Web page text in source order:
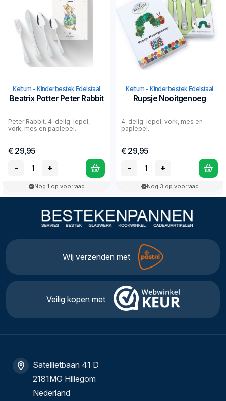
Keltum - Kinderbestek Edelstaal
Beatrix Potter Peter Rabbit
Peter Rabbit. 4-delig: lepel,
vork, mes en paplepel.
€ 29,95
-
+
Nog 1 op voorraad
Keltum - Kinderbestek Edelstaal
Rupsje Nooitgenoeg
4-delig: lepel, vork, mes en
paplepel.
€ 29,95
-
+
Nog 3 op voorraad
Wij verzenden met
Veilig kopen met
Satellietbaan 41 D
2181MG Hillegom
Nederland